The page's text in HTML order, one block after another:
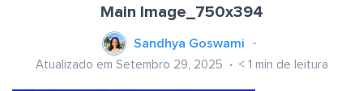
Main Image_750x394
Sandhya Goswami
Atualizado em Setembro 29, 2025 < 1 min de leitura